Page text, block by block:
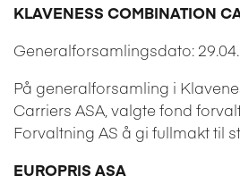
KLAVENESS COMBINATION
Generalforsamlingsdato:
På generalforsamling i
Carriers ASA, valgte fond
Forvaltning AS å gi fullmakt til
EUROPRIS ASA